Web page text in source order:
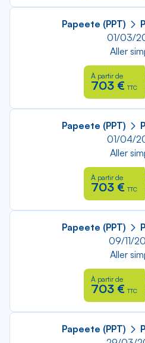
Papeete (PPT)
01/03/
Aller
À partir de
703 € TTC
Papeete (PPT)
01/04/
Aller
À partir de
703 € TTC
Papeete (PPT)
09/11/
Aller
À partir de
703 € TTC
Papeete (PPT)